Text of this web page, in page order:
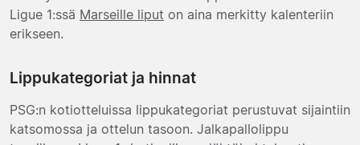
Ligue 1:ssä Marseille liput on aina merkitty kalenteriin
erikseen.
Lippukategoriat ja hinnat
PSG:n kotiotteluissa lippukategoriat perustuvat sijaintiin
katsomossa ja ottelun tasoon. Jalkapallolippu